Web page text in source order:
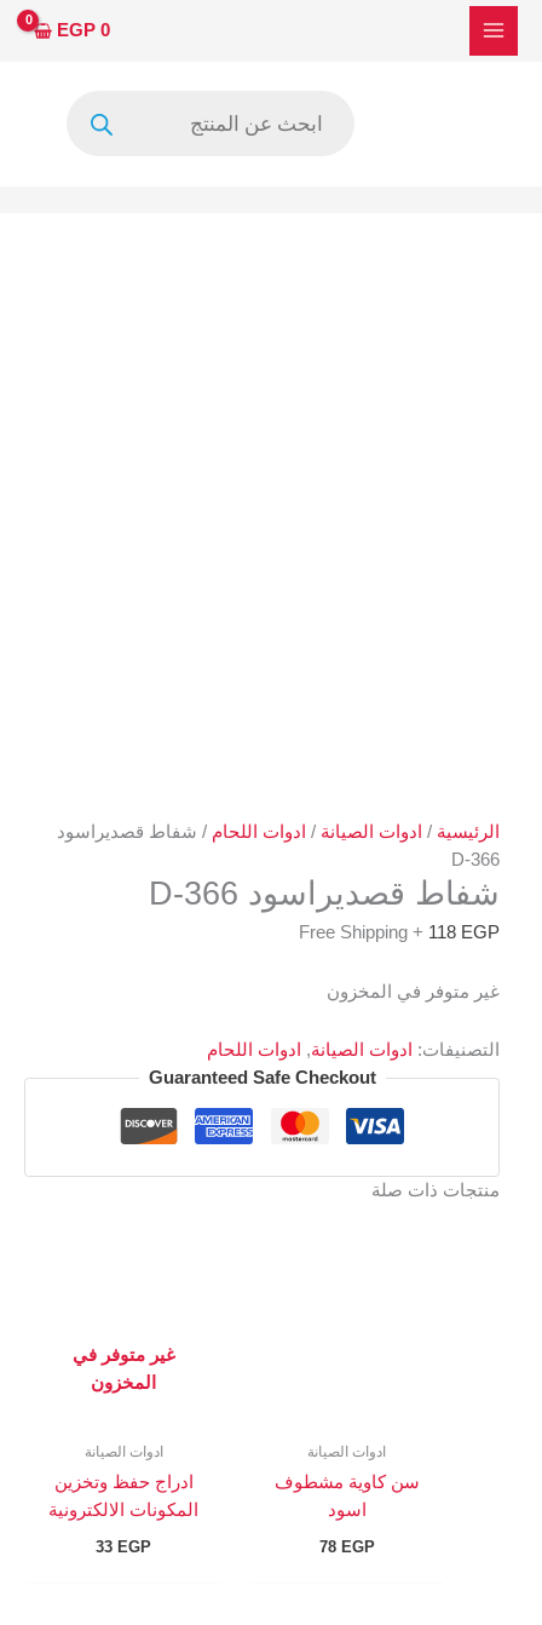
تخطي
0
EGP
الرئيسية / ادوات الصيانة / ادوات اللحام / شفاط قصديراسود
366-D
شفاط قصديراسود 366-D
118 EGP
+ Free Shipping
غير متوفر في المخزون
التصنيفات: ادوات الصيانة,
ادوات اللحام
Guaranteed Safe Checkout
منتجات ذات صلة
ادوات الصيانة
سن كاوية مشطوف
اسود
78 EGP
غير متوفر في
المخزون
ادوات الصيانة
ادراج حفظ وتخزين
المكونات الالكترونية
33 EGP